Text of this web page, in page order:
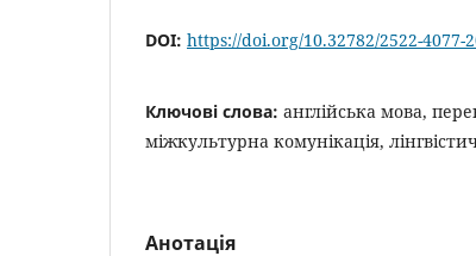
DOI: https://doi.org/10.32782/2522-4077-
Ключові слова: англійська мова,
міжкультурна комунікація,
Анотація